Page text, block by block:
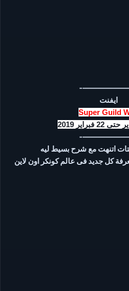
ايفنت
Super Guild
اتنهت مع شرح بسيط ليه
كل جديد فى عالم كونكر اون لاين